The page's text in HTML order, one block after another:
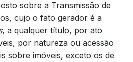
sobre a Transmissão de
cujo o fato gerador é a
, a qualquer título, por ato
por natureza ou acessão
sobre imóveis, exceto os de